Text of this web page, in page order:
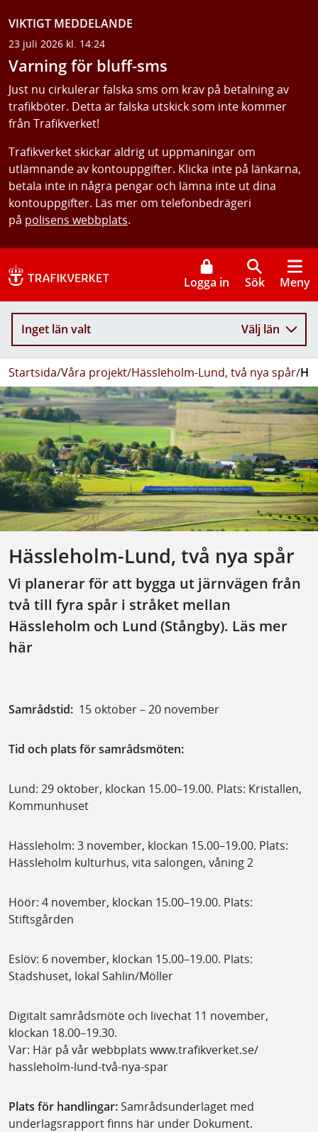
VIKTIGT MEDDELANDE
23 juli 2026 kl. 14:24
Varning för bluff-sms
Just nu cirkulerar falska sms om krav på betalning av
trafikböter. Detta är falska utskick som inte kommer
från Trafikverket!
Trafikverket skickar aldrig ut uppmaningar om
utlämnande av kontouppgifter. Klicka inte på länkarna,
betala inte in några pengar och lämna inte ut dina
kontouppgifter. Läs mer om telefonbedrägeri
på polisens webbplats.
Logga in Sök Meny
Inget län valt Välj län
Startsida/Våra projekt/Hässleholm-Lund, två nya spår/
Hässleholm-Lund, två nya spår
Vi planerar för att bygga ut järnvägen från
två till fyra spår i stråket mellan
Hässleholm och Lund (Stångby). Läs mer
här
Samrådstid: 15 oktober – 20 november
Tid och plats för samrådsmöten:
Lund: 29 oktober, klockan 15.00–19.00. Plats: Kristallen,
Kommunhuset
Hässleholm: 3 november, klockan 15.00–19.00. Plats:
Hässleholm kulturhus, vita salongen, våning 2
Höör: 4 november, klockan 15.00–19.00. Plats:
Stiftsgården
Eslöv: 6 november, klockan 15.00–19.00. Plats:
Stadshuset, lokal Sahlin/Möller
Digitalt samrådsmöte och livechat 11 november,
klockan 18.00–19.30.
Var: Här på vår webbplats www.trafikverket.se/
hassleholm-lund-två-nya-spar
Plats för handlingar:Samrådsunderlaget med
underlagsrapport finns här under Dokument.